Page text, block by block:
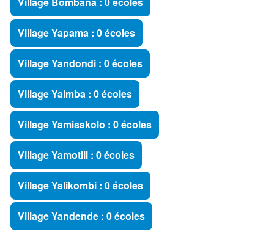
Village Yapama : 0 écoles
Village Yandondi : 0 écoles
Village Yaimba : 0 écoles
Village Yamisakolo : 0 écoles
Village Yamotili : 0 écoles
Village Yalikombi : 0 écoles
Village Yandende : 0 écoles